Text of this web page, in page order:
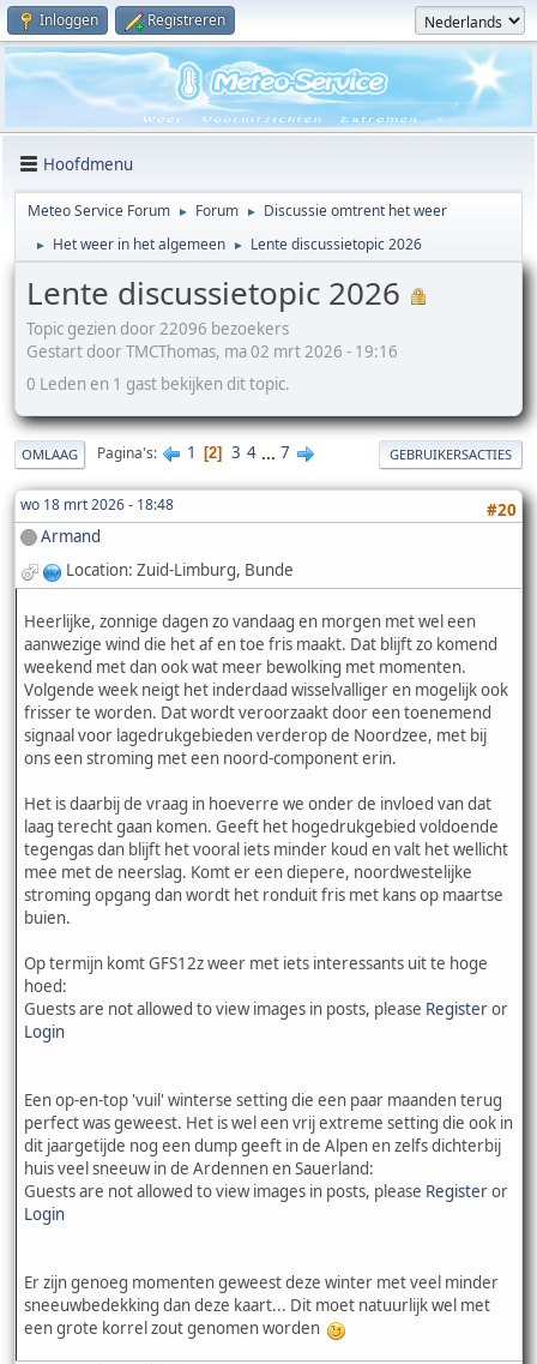
Inloggen Registreren
Hoofdmenu
Meteo Service Forum ► Forum ► Discussie omtrent het weer
► Het weer in het algemeen ► Lente discussietopic 2026
Lente discussietopic 2026
Topic gezien door 22096 bezoekers
Gestart door TMCThomas, ma 02 mrt 2026 - 19:16
0 Leden en 1 gast bekijken dit topic.
OMLAAG Pagina's 1 2 3 4 ... 7 GEBRUIKERSACTIES
wo 18 mrt 2026 - 18:48
#20
Armand
Location: Zuid-Limburg, Bunde
Heerlijke, zonnige dagen zo vandaag en morgen met wel een
aanwezige wind die het af en toe fris maakt. Dat blijft zo komend
weekend met dan ook wat meer bewolking met momenten.
Volgende week neigt het inderdaad wisselvalliger en mogelijk ook
frisser te worden. Dat wordt veroorzaakt door een toenemend
signaal voor lagedrukgebieden verderop de Noordzee, met bij
ons een stroming met een noord-component erin.
Het is daarbij de vraag in hoeverre we onder de invloed van dat
laag terecht gaan komen. Geeft het hogedrukgebied voldoende
tegengas dan blijft het vooral iets minder koud en valt het wellicht
mee met de neerslag. Komt er een diepere, noordwestelijke
stroming opgang dan wordt het ronduit fris met kans op maartse
buien.
Op termijn komt GFS12z weer met iets interessants uit te hoge
hoed:
Guests are not allowed to view images in posts, please Registeror
Login
Een op-en-top 'vuil' winterse setting die een paar maanden terug
perfect was geweest. Het is wel een vrij extreme setting die ook in
dit jaargetijde nog een dump geeft in de Alpen en zelfs dichterbij
huis veel sneeuw in de Ardennen en Sauerland:
Guests are not allowed to view images in posts, please Registeror
Login
Er zijn genoeg momenten geweest deze winter met veel minder
sneeuwbedekking dan deze kaart... Dit moet natuurlijk wel met
een grote korrel zout genomen worden